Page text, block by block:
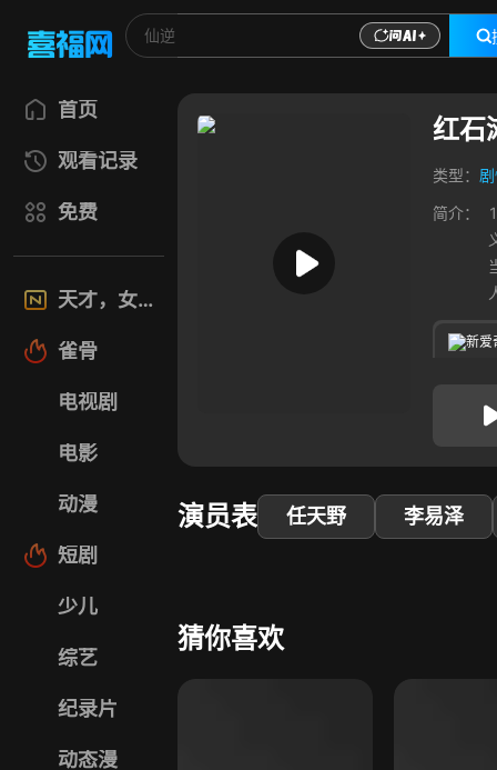
首页
观看记录
免费
天才，女友
雀骨
电视剧
电影
动漫
短剧
少儿
综艺
纪录片
动态漫
红石
类型：
简介：
新爱
演员表 任天野 李易泽
猜你喜欢